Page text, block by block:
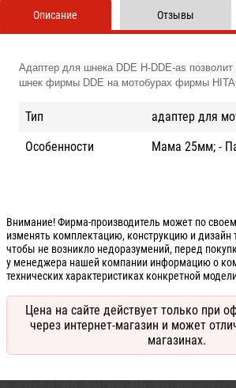
Описание
Адаптер для шнека DDE H-DDE-as позволит
шнек фирмы DDE на мотобурах фирмы
Тип
адаптер для
Особенности
Мама 25мм; -
Отзывы
Внимание! Фирма-производитель может по
изменять комплектацию, конструкцию и дизайн
чтобы не возникло недоразумений, перед
у менеджера нашей компании информацию о
технических характеристиках конкретной
Цена на сайте действует только при
через интернет-магазин и может
магазинах.